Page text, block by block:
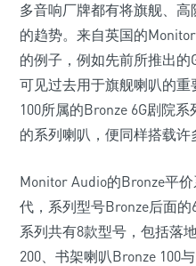
多音响厂牌都有将旗舰、
的趋势。来自英国的
的例子，例如先前所推出的
可见过去用于旗舰喇叭的
100所属的Bronze 6G剧院
的系列喇叭，便同样搭载许
Monitor Audio的Bronze平
代，系列型号Bronze后面
系列共有8款型号，包括落
200、书架喇叭Bronze 100